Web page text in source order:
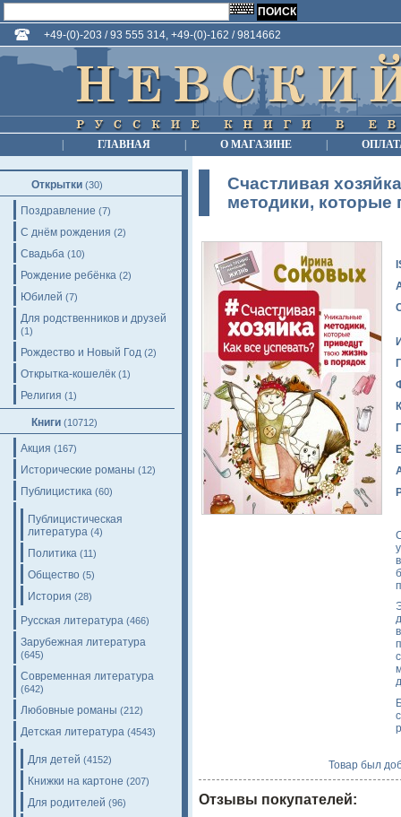
+49-(0)-203 / 93 555 314, +49-(0)-162 / 9814662
ГЛАВНАЯ О МАГАЗИНЕ
Открытки (30)
Поздравление (7)
С днём рождения (2)
Свадьба (10)
Рождение ребёнка (2)
Юбилей (7)
Для родственников и друзей
(1)
Рождество и Новый Год (2)
Открытка-кошелёк (1)
Религия (1)
Книги (10712)
Акция (167)
Исторические романы (12)
Публицистика (60)
Публицистическая
литература (4)
Политика (11)
Общество (5)
История (28)
Русская литература (466)
Зарубежная литература
(645)
Современная литература
(642)
Любовные романы (212)
Детская литература (4543)
Для детей (4152)
Книжки на картоне (207)
Для родителей (96)
Счастливая
методики, которые
Товар был
Отзывы покупателей: